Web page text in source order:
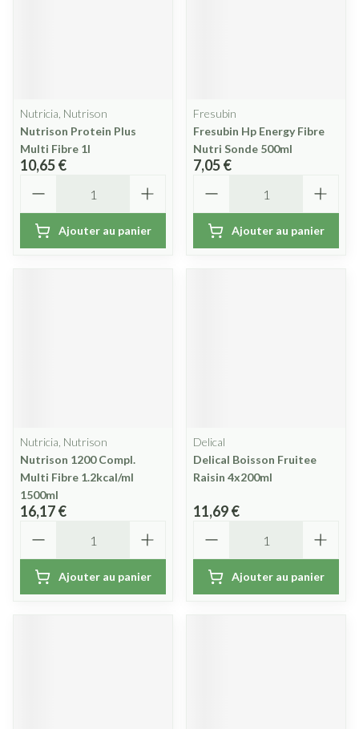
Nutricia, Nutrison
Nutrison Protein Plus
Multi Fibre 1l
10,65 €
Ajouter au panier
Fresubin
Fresubin Hp Energy Fibre
Nutri Sonde 500ml
7,05 €
Ajouter au panier
Nutricia, Nutrison
Nutrison 1200 Compl.
Multi Fibre 1.2kcal/ml
1500ml
16,17 €
Ajouter au panier
Delical
Delical Boisson Fruitee
Raisin 4x200ml
11,69 €
Ajouter au panier